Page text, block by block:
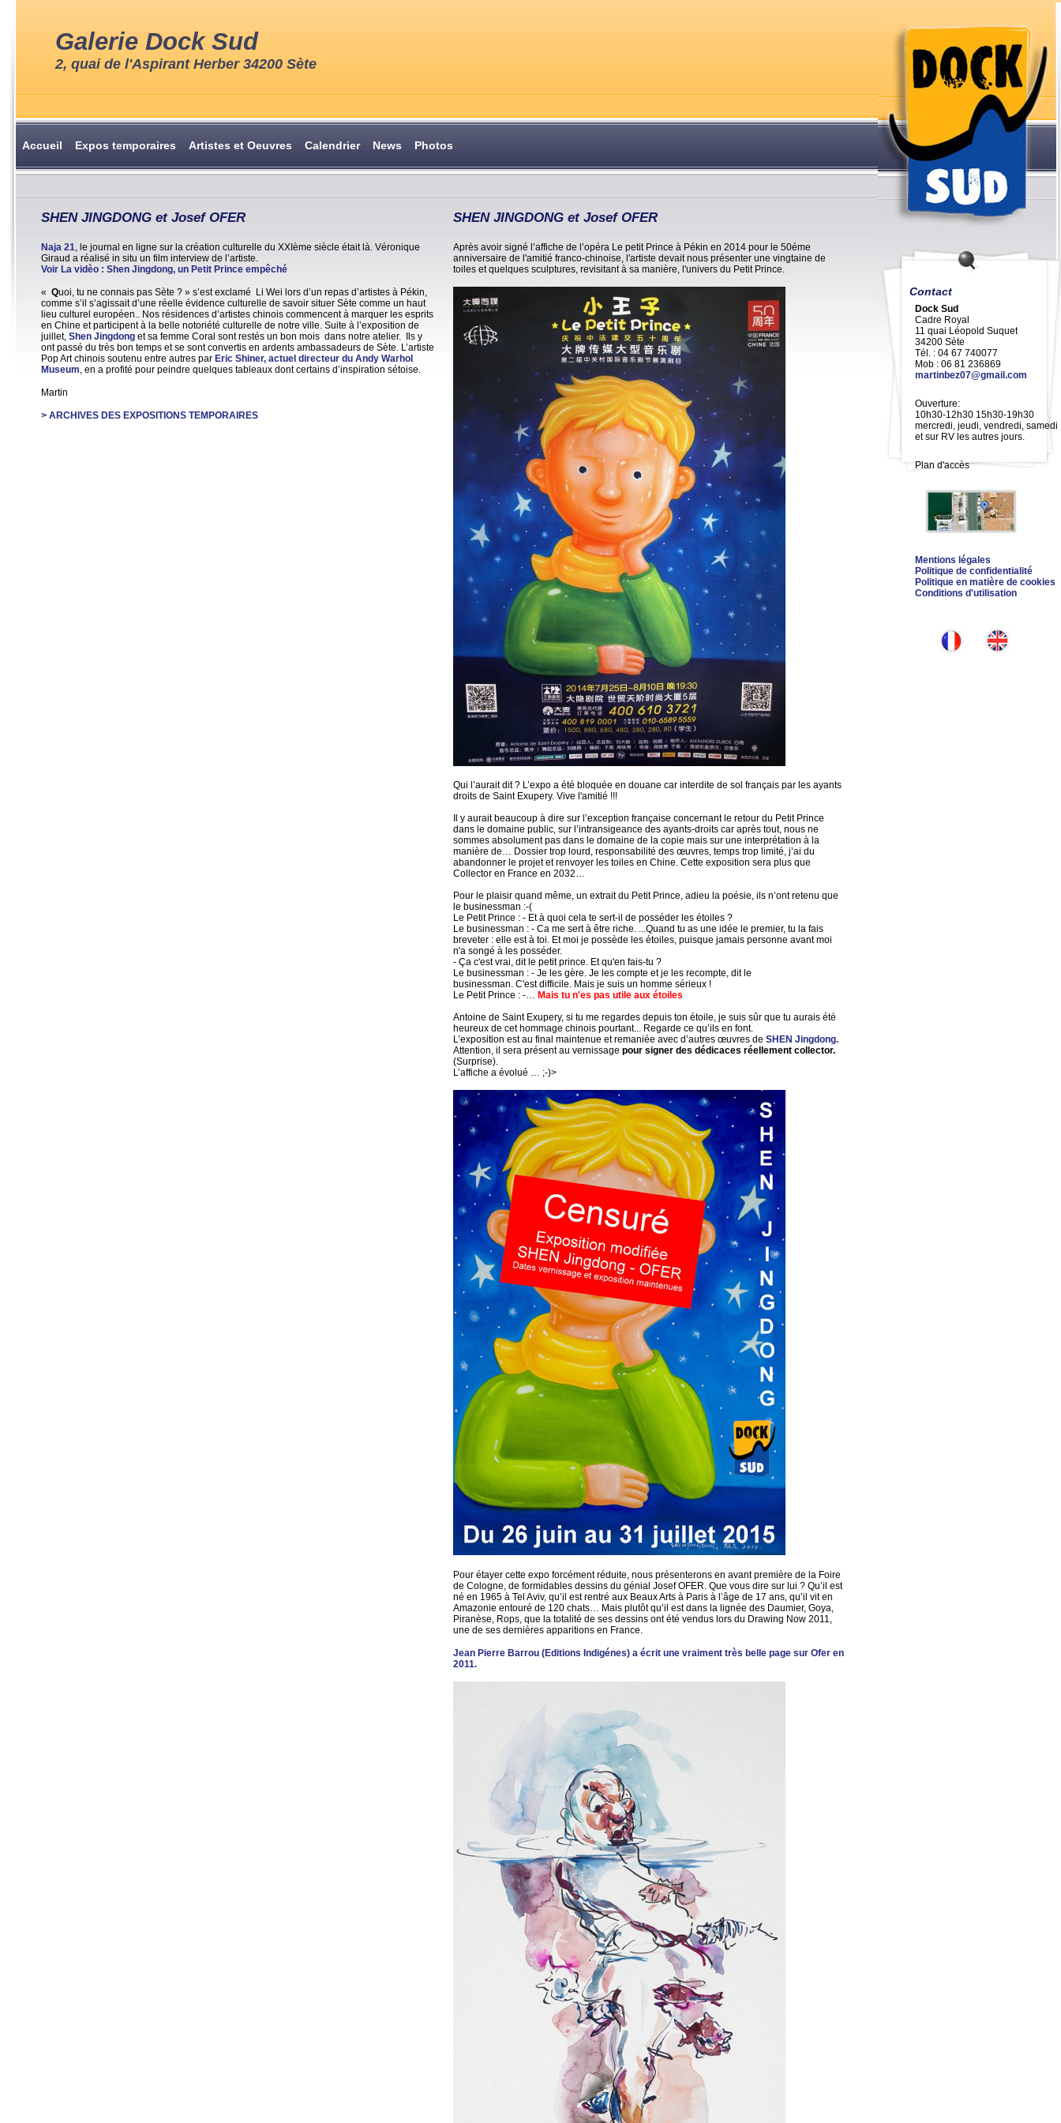
Galerie Dock Sud
2, quai de l'Aspirant Herber 34200 Sète
Accueil Expos temporaires Artistes et Oeuvres Calendrier News Photos
SHEN JINGDONG et Josef OFER
Naja 21, le journal en ligne sur la création culturelle du XXIème siècle était là. Véronique
Giraud a réalisé in situ un film interview de l’artiste.
Voir La vidèo : Shen Jingdong, un Petit Prince empêché
« Quoi, tu ne connais pas Sète ? » s’est exclamé Li Wei lors d’un repas d’artistes à Pékin,
comme s’il s’agissait d’une réelle évidence culturelle de savoir situer Sète comme un haut
lieu culturel européen.. Nos résidences d’artistes chinois commencent à marquer les esprits
en Chine et participent à la belle notoriété culturelle de notre ville. Suite à l’exposition de
juillet, Shen Jingdong et sa femme Coral sont restés un bon mois dans notre atelier. Ils y
ont passé du très bon temps et se sont convertis en ardents ambassadeurs de Sète. L’artiste
Pop Art chinois soutenu entre autres par Eric Shiner, actuel directeur du Andy Warhol
Museum, en a profité pour peindre quelques tableaux dont certains d’inspiration sétoise.
Martin
> ARCHIVES DES EXPOSITIONS TEMPORAIRES
SHEN JINGDONG et Josef OFER
Après avoir signé l’affiche de l’opéra Le petit Prince à Pékin en 2014 pour le 50éme
anniversaire de l'amitié franco-chinoise, l'artiste devait nous présenter une vingtaine de
toiles et quelques sculptures, revisitant à sa manière, l'univers du Petit Prince.
Qui l’aurait dit ? L’expo a été bloquée en douane car interdite de sol français par les ayants
droits de Saint Exupery. Vive l'amitié !!!
Il y aurait beaucoup à dire sur l’exception française concernant le retour du Petit Prince
dans le domaine public, sur l’intransigeance des ayants-droits car après tout, nous ne
sommes absolument pas dans le domaine de la copie mais sur une interprétation à la
manière de… Dossier trop lourd, responsabilité des œuvres, temps trop limité, j’ai du
abandonner le projet et renvoyer les toiles en Chine. Cette exposition sera plus que
Collector en France en 2032…
Pour le plaisir quand même, un extrait du Petit Prince, adieu la poésie, ils n’ont retenu que
le businessman :-(
Le Petit Prince : - Et à quoi cela te sert-il de posséder les étoiles ?
Le businessman : - Ca me sert à être riche. ...Quand tu as une idée le premier, tu la fais
breveter : elle est à toi. Et moi je possède les étoiles, puisque jamais personne avant moi
n'a songé à les posséder.
- Ça c'est vrai, dit le petit prince. Et qu'en fais-tu ?
Le businessman : - Je les gère. Je les compte et je les recompte, dit le
businessman. C'est difficile. Mais je suis un homme sérieux !
Le Petit Prince : -… Mais tu n'es pas utile aux étoiles
Antoine de Saint Exupery, si tu me regardes depuis ton étoile, je suis sûr que tu aurais été
heureux de cet hommage chinois pourtant... Regarde ce qu’ils en font.
L’exposition est au final maintenue et remaniée avec d’autres œuvres de SHEN Jingdong.
Attention, il sera présent au vernissage pour signer des dédicaces réellement collector.
(Surprise).
L’affiche a évolué … ;-)>
Pour étayer cette expo forcément réduite, nous présenterons en avant première de la Foire
de Cologne, de formidables dessins du génial Josef OFER. Que vous dire sur lui ? Qu’il est
né en 1965 à Tel Aviv, qu’il est rentré aux Beaux Arts à Paris à l’âge de 17 ans, qu’il vit en
Amazonie entouré de 120 chats… Mais plutôt qu’il est dans la lignée des Daumier, Goya,
Piranèse, Rops, que la totalité de ses dessins ont été vendus lors du Drawing Now 2011,
une de ses dernières apparitions en France.
Jean Pierre Barrou (Editions Indigénes) a écrit une vraiment très belle page sur Ofer en
2011.
Contact
Dock Sud
Cadre Royal
11 quai Léopold Suquet
34200 Sète
Tél. : 04 67 740077
Mob : 06 81 236869
martinbez07@gmail.com
Ouverture:
10h30-12h30 15h30-19h30
mercredi, jeudi, vendredi, samedi
et sur RV les autres jours.
Plan d'accès
Mentions légales
Politique de confidentialité
Politique en matière de cookies
Conditions d'utilisation